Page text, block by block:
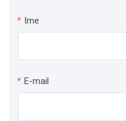
* Ime
* E-mail